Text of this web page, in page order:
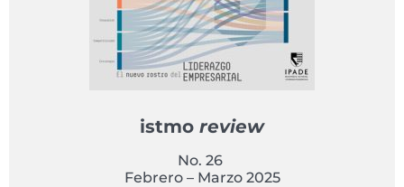
istmo review
No. 26
Febrero – Marzo 2025